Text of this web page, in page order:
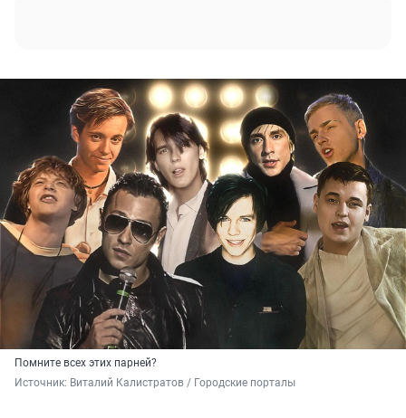
Помните всех этих парней?
Источник: Виталий Калистратов / Городские порталы